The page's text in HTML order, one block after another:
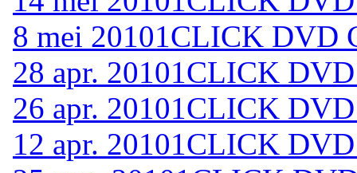
8 mei 20101CLICK DVD
28 apr. 20101CLICK
26 apr. 20101CLICK
12 apr. 20101CLICK